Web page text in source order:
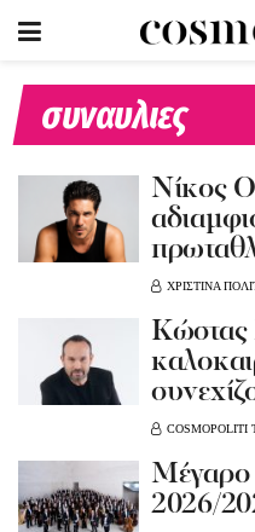
συναυλιες
Νίκος
ΧΡΙΣΤΙΝΑ
COSMOPOLITI
2026/